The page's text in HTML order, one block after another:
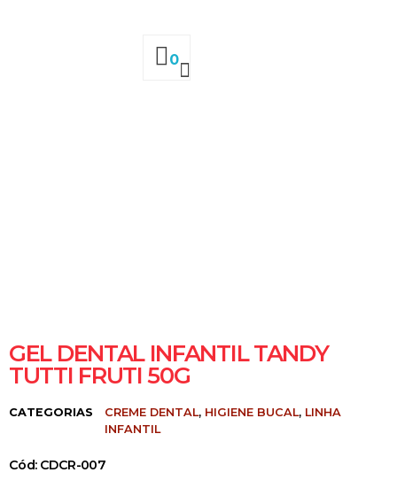
0
GEL DENTAL INFANTIL TANDY
TUTTI FRUTI 50G
CATEGORIAS CREME DENTAL, HIGIENE BUCAL, LINHA
INFANTIL
Cód: CDCR-007